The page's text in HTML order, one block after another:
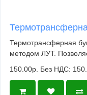
Термотрансферная
методом ЛУТ.
150.00р. Без НДС: